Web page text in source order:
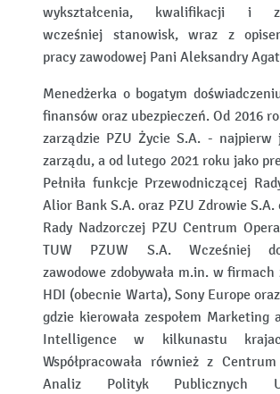
wykształcenia, kwalifikacji i
wcześniej stanowisk, wraz z
pracy zawodowej Pani Aleksandry
Menedżerka o bogatym
finansów oraz ubezpieczeń. Od 2016
zarządzie PZU Życie S.A. - najpierw
zarządu, a od lutego 2021 roku jako
Pełniła funkcje Przewodniczącej
Alior Bank S.A. oraz PZU Zdrowie S.A.
Rady Nadzorczej PZU Centrum
TUW PZUW S.A. Wcześniej
zawodowe zdobywała m.in. w firmach
HDI (obecnie Warta), Sony Europe
gdzie kierowała zespołem Marketing
Intelligence w kilkunastu
Współpracowała również z
Analiz Polityk Publicznych